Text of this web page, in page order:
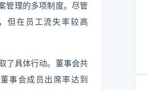
管理的多项制度。尽管
但在员工流失率较高
了具体行动。董事会共
事会成员出席率达到